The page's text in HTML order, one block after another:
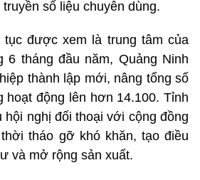
số liệu chuyên dùng.
tục được xem là trung tâm của
6 tháng đầu năm, Quảng Ninh
thành lập mới, nâng tổng số
hoạt động lên hơn 14.100. Tỉnh
hội nghị đối thoại với cộng đồng
tháo gỡ khó khăn, tạo điều
và mở rộng sản xuất.